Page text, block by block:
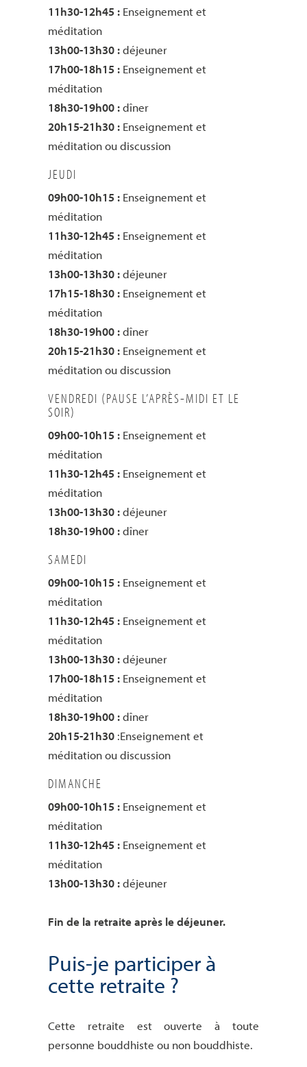
11h30-12h45 :Enseignement et
méditation
13h00-13h30 :déjeuner
17h00-18h15 :Enseignement et
méditation
18h30-19h00 :dîner
20h15-21h30 :Enseignement et
méditation ou discussion
JEUDI
09h00-10h15 : Enseignement et
méditation
11h30-12h45 : Enseignement et
méditation
13h00-13h30 :déjeuner
17h15-18h30 :Enseignement et
méditation
18h30-19h00 :dîner
20h15-21h30 :Enseignement et
méditation ou discussion
VENDREDI (PAUSE L’APRÈS-MIDI ET LE
SOIR)
09h00-10h15 :Enseignement et
méditation
11h30-12h45 :Enseignement et
méditation
13h00-13h30 :déjeuner
18h30-19h00 :dîner
SAMEDI
09h00-10h15 :Enseignement et
méditation
11h30-12h45 :Enseignement et
méditation
13h00-13h30 :déjeuner
17h00-18h15 :Enseignement et
méditation
18h30-19h00 :dîner
20h15-21h30:Enseignement et
méditation ou discussion
DIMANCHE
09h00-10h15 :Enseignement et
méditation
11h30-12h45 :Enseignement et
méditation
13h00-13h30 :déjeuner
Fin de la retraite après le déjeuner.
Puis-je participer à
cette retraite ?
Cette retraite est ouverte à toute
personne bouddhiste ou non bouddhiste.